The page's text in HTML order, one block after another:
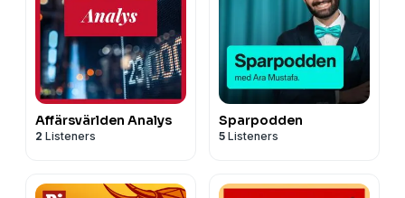
Affärsvärlden Analys
2 Listeners
Sparpodden
5 Listeners